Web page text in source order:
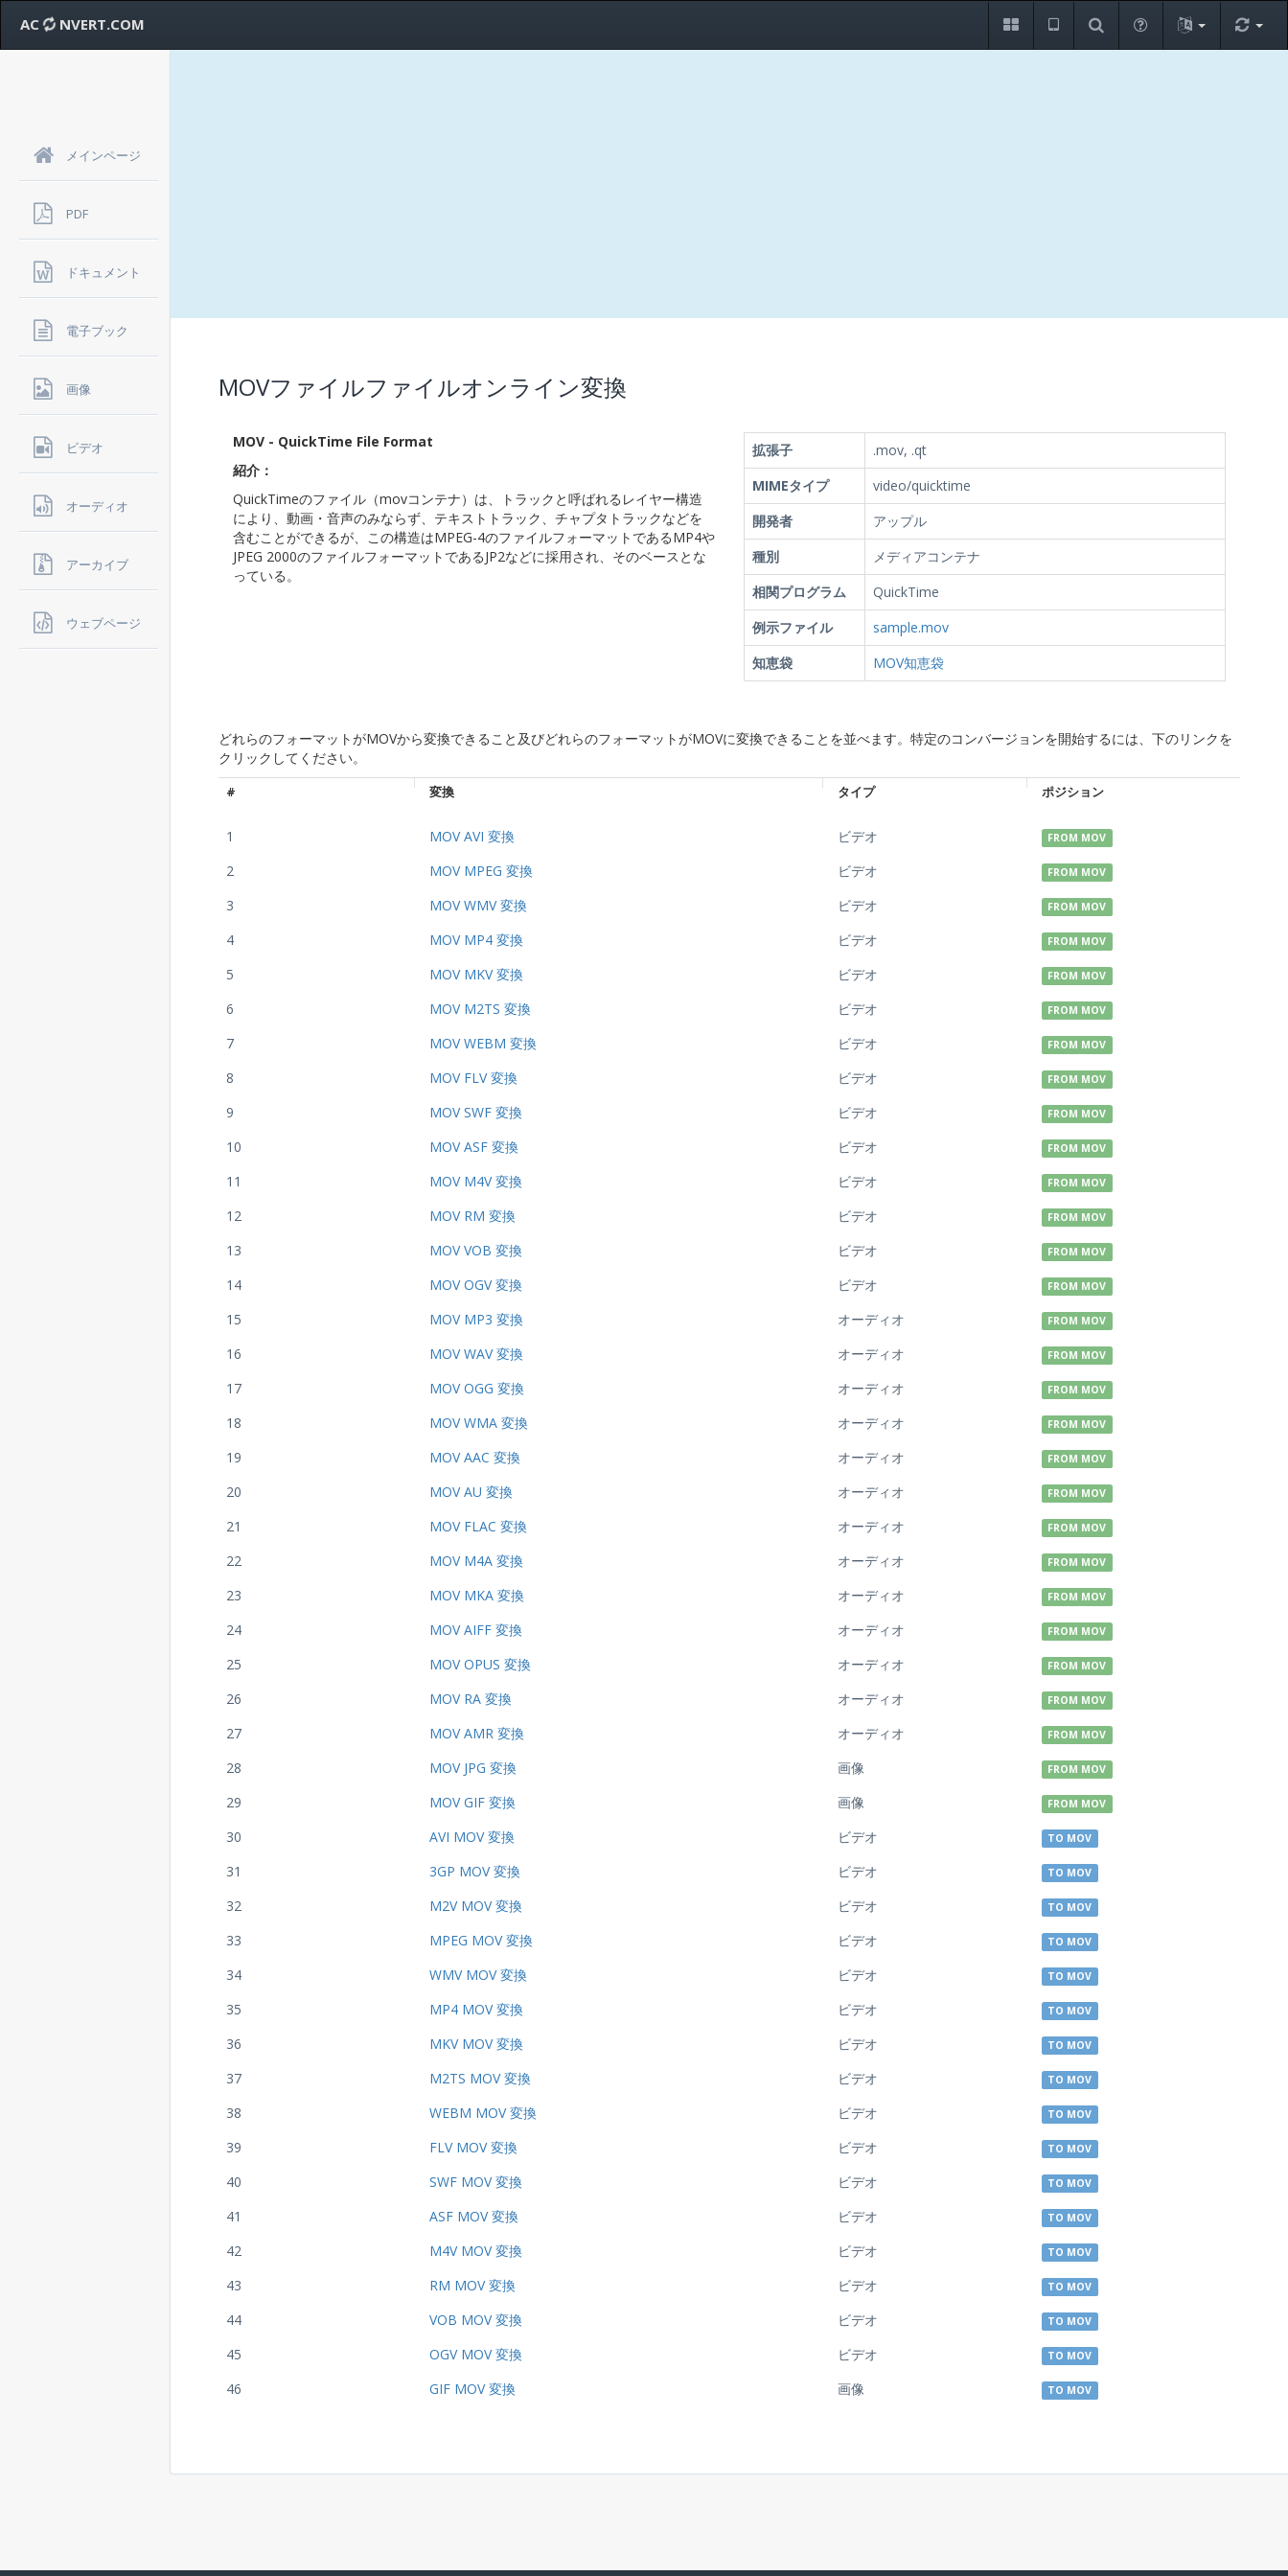
AC NVERT.COM
メインページ
PDF
ドキュメント
電子ブック
画像
ビデオ
オーディオ
アーカイブ
ウェブページ
MOVファイルファイルオンライン変換
MOV - QuickTime File Format
紹介：
QuickTimeのファイル（movコンテナ）は、トラックと呼ばれるレイヤー構造
により、動画・音声のみならず、テキストトラック、チャプタトラックなどを
含むことができるが、この構造はMPEG-4のファイルフォーマットであるMP4や
JPEG 2000のファイルフォーマットであるJP2などに採用され、そのベースとな
っている。
拡張子
.mov, .qt
MIMEタイプ
video/quicktime
開発者
アップル
種別
メディアコンテナ
相関プログラム
QuickTime
例示ファイル
sample.mov
知恵袋
MOV知恵袋
どれらのフォーマットがMOVから変換できること及びどれらのフォーマットがMOVに変換できることを並べます。特定のコンバージョンを開始するには、下のリンクを
クリックしてください。
# 変換 タイプ ポジション
1 MOV AVI 変換 ビデオ FROM MOV
2 MOV MPEG 変換 ビデオ FROM MOV
3 MOV WMV 変換 ビデオ FROM MOV
4 MOV MP4 変換 ビデオ FROM MOV
5 MOV MKV 変換 ビデオ FROM MOV
6 MOV M2TS 変換 ビデオ FROM MOV
7 MOV WEBM 変換 ビデオ FROM MOV
8 MOV FLV 変換 ビデオ FROM MOV
9 MOV SWF 変換 ビデオ FROM MOV
10 MOV ASF 変換 ビデオ FROM MOV
11 MOV M4V 変換 ビデオ FROM MOV
12 MOV RM 変換 ビデオ FROM MOV
13 MOV VOB 変換 ビデオ FROM MOV
14 MOV OGV 変換 ビデオ FROM MOV
15 MOV MP3 変換 オーディオ FROM MOV
16 MOV WAV 変換 オーディオ FROM MOV
17 MOV OGG 変換 オーディオ FROM MOV
18 MOV WMA 変換 オーディオ FROM MOV
19 MOV AAC 変換 オーディオ FROM MOV
20 MOV AU 変換 オーディオ FROM MOV
21 MOV FLAC 変換 オーディオ FROM MOV
22 MOV M4A 変換 オーディオ FROM MOV
23 MOV MKA 変換 オーディオ FROM MOV
24 MOV AIFF 変換 オーディオ FROM MOV
25 MOV OPUS 変換 オーディオ FROM MOV
26 MOV RA 変換 オーディオ FROM MOV
27 MOV AMR 変換 オーディオ FROM MOV
28 MOV JPG 変換 画像 FROM MOV
29 MOV GIF 変換 画像 FROM MOV
30 AVI MOV 変換 ビデオ TO MOV
31 3GP MOV 変換 ビデオ TO MOV
32 M2V MOV 変換 ビデオ TO MOV
33 MPEG MOV 変換 ビデオ TO MOV
34 WMV MOV 変換 ビデオ TO MOV
35 MP4 MOV 変換 ビデオ TO MOV
36 MKV MOV 変換 ビデオ TO MOV
37 M2TS MOV 変換 ビデオ TO MOV
38 WEBM MOV 変換 ビデオ TO MOV
39 FLV MOV 変換 ビデオ TO MOV
40 SWF MOV 変換 ビデオ TO MOV
41 ASF MOV 変換 ビデオ TO MOV
42 M4V MOV 変換 ビデオ TO MOV
43 RM MOV 変換 ビデオ TO MOV
44 VOB MOV 変換 ビデオ TO MOV
45 OGV MOV 変換 ビデオ TO MOV
46 GIF MOV 変換 画像 TO MOV